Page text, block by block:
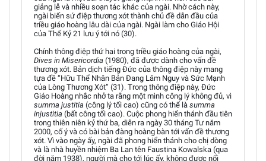
giảng lễ và nhiều soạn tác khác của ngài. Nhờ cách này,
ngài biến sứ điệp thương xót thành chủ đề dẫn đầu của
triều giáo hoàng lâu dài của ngài. Ngài làm cho Giáo Hội
của Thế Kỷ 21 lưu ý tới nó (30).
Chính thông điệp thứ hai trong triều giáo hoàng của ngài,
Dives in Misericordia (1980), đã được dành cho vấn đề
thương xót. Bản dịch tiếng Đức của thông điệp này mang
tựa đề “Hữu Thể Nhân Bản Đang Lâm Nguy và Sức Mạnh
của Lòng Thương Xót” (31). Trong thông điệp này, Đức
Giáo Hoàng nhắc nhở ta rằng một mình công lý không đủ, vì
summa justitia (công lý tối cao) cũng có thể là summa
injustitia (bất công tối cao). Cuộc phong hiển thánh đầu tiên
trong thiên niên kỷ thứ ba, diễn ra ngày 30 tháng Tư năm
2000, cố ý và có bài bản đàng hoàng bàn tới vấn đề thương
xót. Vì vào ngày ấy, ngài đã phong hiển thánh cho chị dòng
và là nhà huyền nhiệm Ba Lan tên Faustina Kowalska (qua
đời năm 1938), người mà cho tới lúc ấy, không được nổi